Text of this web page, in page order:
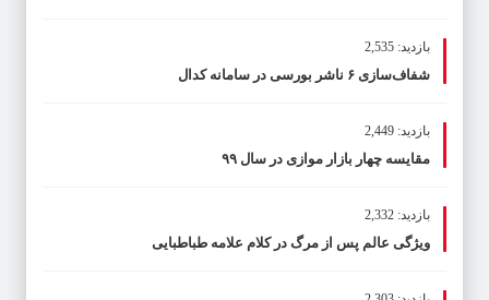
بازدید: 2,535
شفاف‌سازی ۶ ناشر بورسی در سامانه کدال
بازدید: 2,449
مقایسه چهار بازار موازی در سال ۹۹
بازدید: 2,332
ویژگی عالم پس از مرگ در کلام علامه طباطبایی